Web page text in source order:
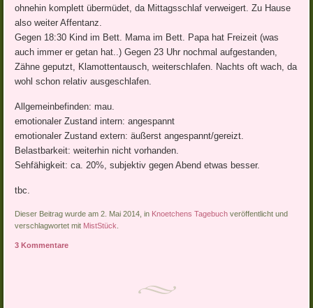
ohnehin komplett übermüdet, da Mittagsschlaf verweigert. Zu Hause
also weiter Affentanz.
Gegen 18:30 Kind im Bett. Mama im Bett. Papa hat Freizeit (was
auch immer er getan hat..) Gegen 23 Uhr nochmal aufgestanden,
Zähne geputzt, Klamottentausch, weiterschlafen. Nachts oft wach, da
wohl schon relativ ausgeschlafen.
Allgemeinbefinden: mau.
emotionaler Zustand intern: angespannt
emotionaler Zustand extern: äußerst angespannt/gereizt.
Belastbarkeit: weiterhin nicht vorhanden.
Sehfähigkeit: ca. 20%, subjektiv gegen Abend etwas besser.
tbc.
Dieser Beitrag wurde am 2. Mai 2014, in Knoetchens Tagebuch veröffentlicht und
verschlagwortet mit MistStück
3 Kommentare